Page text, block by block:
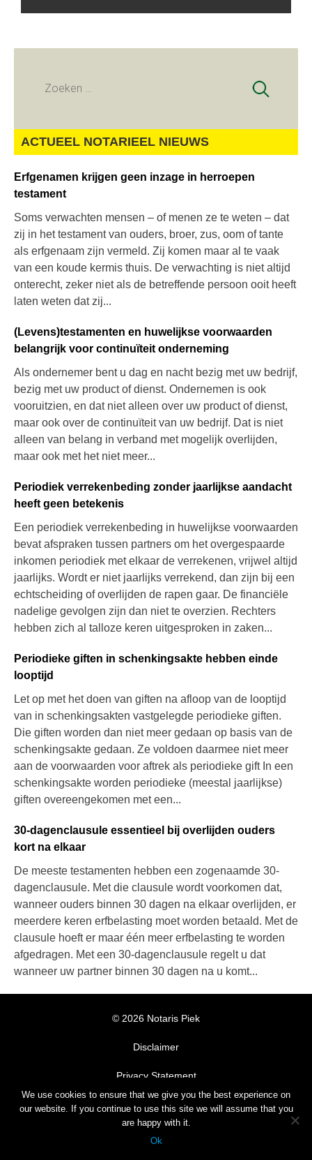
Zoeken
ACTUEEL NOTARIEEL NIEUWS
Erfgenamen krijgen geen inzage in herroepen
testament
Soms verwachten mensen – of menen ze te weten – dat
zij in het testament van ouders, broer, zus, oom of tante
als erfgenaam zijn vermeld. Zij komen maar al te vaak
van een koude kermis thuis. De verwachting is niet altijd
onterecht, zeker niet als de betreffende persoon ooit heeft
laten weten dat zij...
(Levens)testamenten en huwelijkse voorwaarden
belangrijk voor continuïteit onderneming
Als ondernemer bent u dag en nacht bezig met uw bedrijf,
bezig met uw product of dienst. Ondernemen is ook
vooruitzien, en dat niet alleen over uw product of dienst,
maar ook over de continuïteit van uw bedrijf. Dat is niet
alleen van belang in verband met mogelijk overlijden,
maar ook met het niet meer...
Periodiek verrekenbeding zonder jaarlijkse aandacht
heeft geen betekenis
Een periodiek verrekenbeding in huwelijkse voorwaarden
bevat afspraken tussen partners om het overgespaarde
inkomen periodiek met elkaar de verrekenen, vrijwel altijd
jaarlijks. Wordt er niet jaarlijks verrekend, dan zijn bij een
echtscheiding of overlijden de rapen gaar. De financiële
nadelige gevolgen zijn dan niet te overzien. Rechters
hebben zich al talloze keren uitgesproken in zaken...
Periodieke giften in schenkingsakte hebben einde
looptijd
Let op met het doen van giften na afloop van de looptijd
van in schenkingsakten vastgelegde periodieke giften.
Die giften worden dan niet meer gedaan op basis van de
schenkingsakte gedaan. Ze voldoen daarmee niet meer
aan de voorwaarden voor aftrek als periodieke gift In een
schenkingsakte worden periodieke (meestal jaarlijkse)
giften overeengekomen met een...
30-dagenclausule essentieel bij overlijden ouders
kort na elkaar
De meeste testamenten hebben een zogenaamde 30-
dagenclausule. Met die clausule wordt voorkomen dat,
wanneer ouders binnen 30 dagen na elkaar overlijden, er
meerdere keren erfbelasting moet worden betaald. Met de
clausule hoeft er maar één meer erfbelasting te worden
afgedragen. Met een 30-dagenclausule regelt u dat
wanneer uw partner binnen 30 dagen na u komt...
© 2026 Notaris Piek
Disclaimer
Privacy Statement
Algemene Voorwaarden
We use cookies to ensure that we give you the best experience on
our website. If you continue to use this site we will assume that you
are happy with it.
Ok